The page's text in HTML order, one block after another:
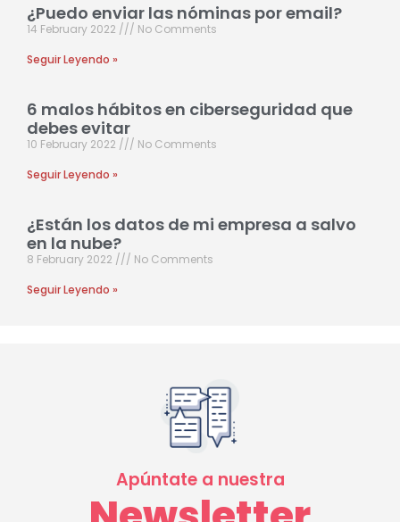
¿Puedo enviar las nóminas por email?
14 February 2022
No Comments
Seguir Leyendo »
6 malos hábitos en ciberseguridad que
debes evitar
10 February 2022
No Comments
Seguir Leyendo »
¿Están los datos de mi empresa a salvo
en la nube?
8 February 2022
No Comments
Seguir Leyendo »
Apúntate a nuestra